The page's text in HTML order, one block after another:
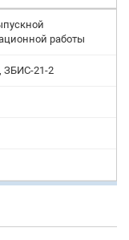
работы
ЗБИС-21-2